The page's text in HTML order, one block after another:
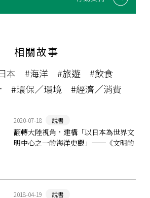
相關故事
本 #海洋 #旅遊
#飲食
#環保／環境 #經濟／消費
2020-07-18 說書
翻轉大陸視角，建構「以日本為世界文
明中心之一的海洋史觀」──《文明的
2018-04-19 說書